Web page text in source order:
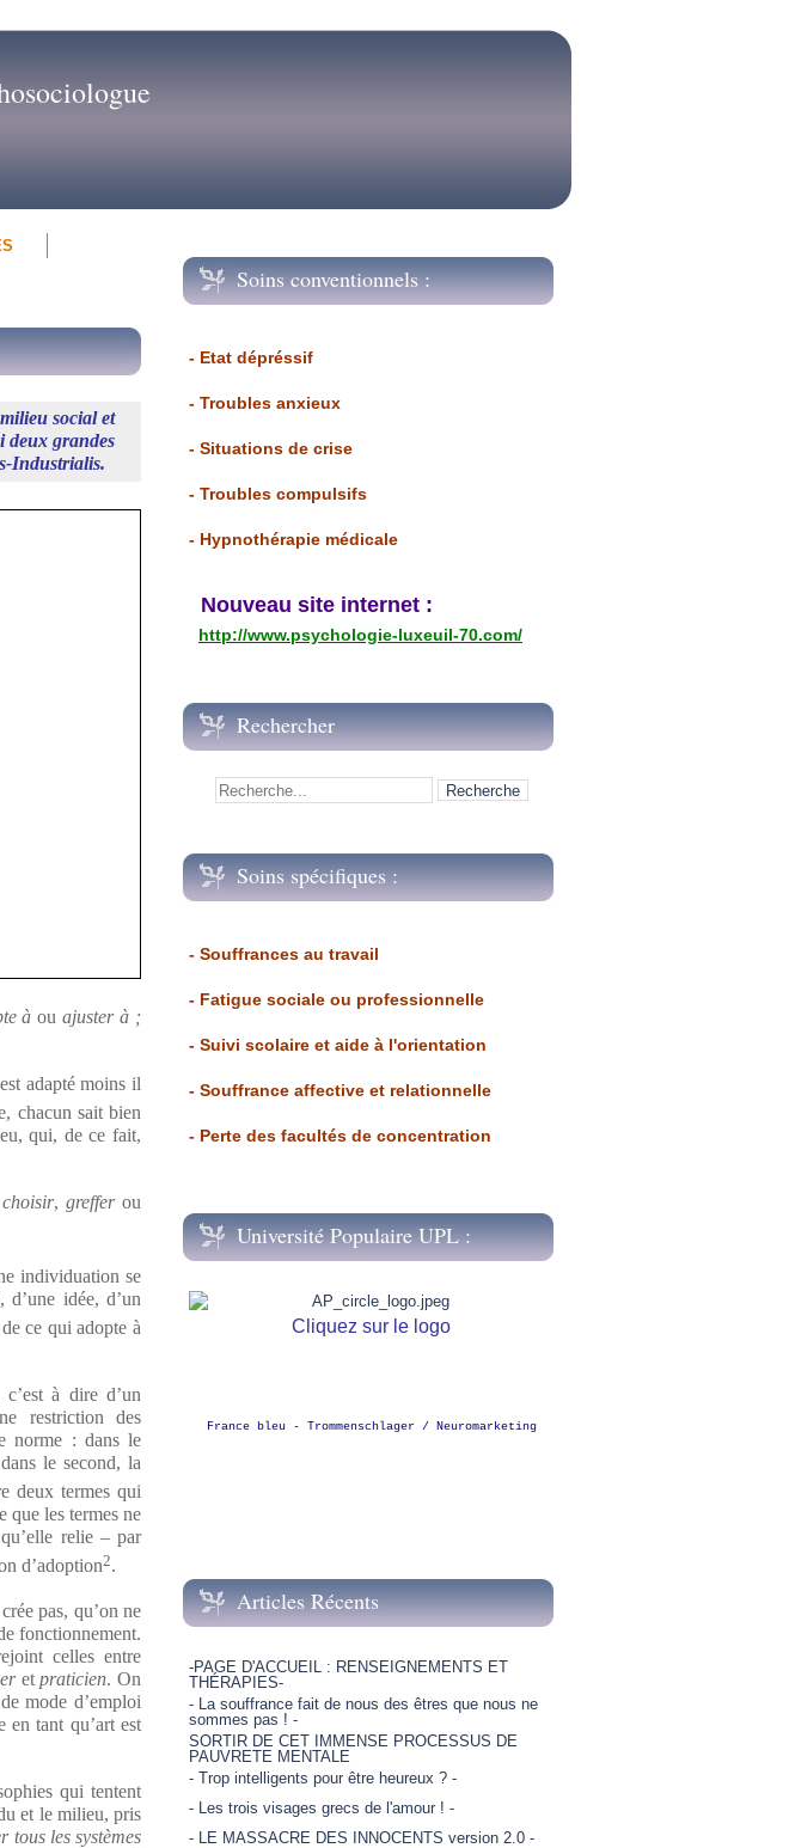
social et
deux grandes
Industrialis.
à ouajuster à ;
adapté moins il
chacun sait bien
qui, de ce fait,
choisir, grefferou
individuation se
idée, d’un
de ce qui adopte à
à dire d’un
restriction des
norme : dans le
le second, la
deux termes qui
que les termes ne
relie – par
d’adoption2.
pas, qu’on ne
fonctionnement.
celles entre
etpraticien. On
mode d’emploi
en tant qu’art est
qui tentent
et le milieu, pris
tous les systèmes
Soins conventionnels :
- Etat dépréssif
- Troubles anxieux
- Situations de crise
- Troubles compulsifs
- Hypnothérapie médicale
Nouveau site internet :
http://www.psychologie-luxeuil-70.com/
Rechercher
Soins spécifiques :
- Souffrances au travail
- Fatigue sociale ou professionnelle
- Suivi scolaire et aide à l'orientation
- Souffrance affective et relationnelle
- Perte des facultés de concentration
Université Populaire UPL :
Cliquez sur le logo
France bleu - Trommenschlager / Neuromarketing
Articles Récents
-PAGE D'ACCUEIL : RENSEIGNEMENTS ET
THÉRAPIES-
- La souffrance fait de nous des êtres que nous ne
sommes pas ! -
SORTIR DE CET IMMENSE PROCESSUS DE
PAUVRETE MENTALE
- Trop intelligents pour être heureux ? -
- Les trois visages grecs de l'amour ! -
- LE MASSACRE DES INNOCENTS version 2.0 -